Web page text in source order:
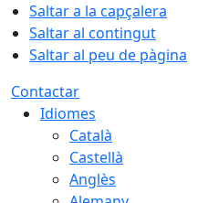
Saltar a la capçalera
Saltar al contingut
Saltar al peu de pàgina
Contactar
Idiomes
Català
Castellà
Anglès